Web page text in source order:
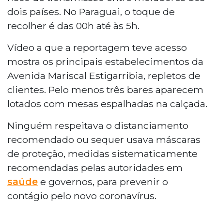
dois países. No Paraguai, o toque de
recolher é das 00h até às 5h.
Vídeo a que a reportagem teve acesso
mostra os principais estabelecimentos da
Avenida Mariscal Estigarribia, repletos de
clientes. Pelo menos três bares aparecem
lotados com mesas espalhadas na calçada.
Ninguém respeitava o distanciamento
recomendado ou sequer usava máscaras
de proteção, medidas sistematicamente
recomendadas pelas autoridades em
saúde e governos, para prevenir o
contágio pelo novo coronavírus.